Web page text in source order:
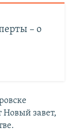
– о
Новый завет,